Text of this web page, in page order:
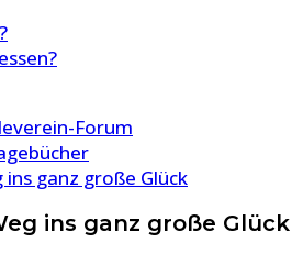
Forum
ins ganz große Glück
ins ganz große Glück